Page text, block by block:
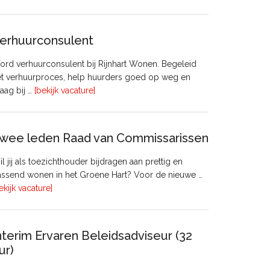
Onderhoud
Pyloon
Vastgoedmanagement
verhuurconsulent bij Rijnhart Wonen. Begeleid
verhuurproces, help huurders goed op weg en
bij …
[bekijk vacature]
leden Raad van Commissarissen
jij als toezichthouder bijdragen aan prettig en
wonen in het Groene Hart? Voor de nieuwe …
vacature]
Commissarissen
Ervaren Beleidsadviseur (32